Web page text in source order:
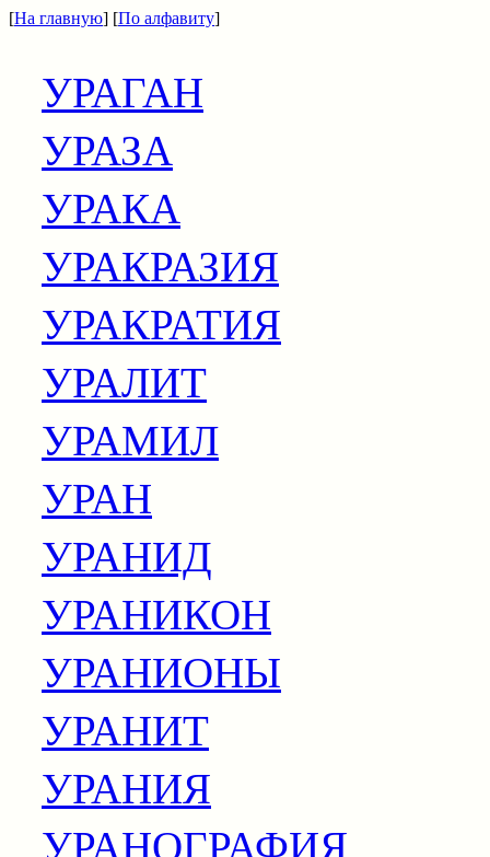
[На главную] [По алфавиту]
УРАГАН
УРАЗА
УРАКА
УРАКРАЗИЯ
УРАКРАТИЯ
УРАЛИТ
УРАМИЛ
УРАН
УРАНИД
УРАНИКОН
УРАНИОНЫ
УРАНИТ
УРАНИЯ
УРАНОГРАФИЯ